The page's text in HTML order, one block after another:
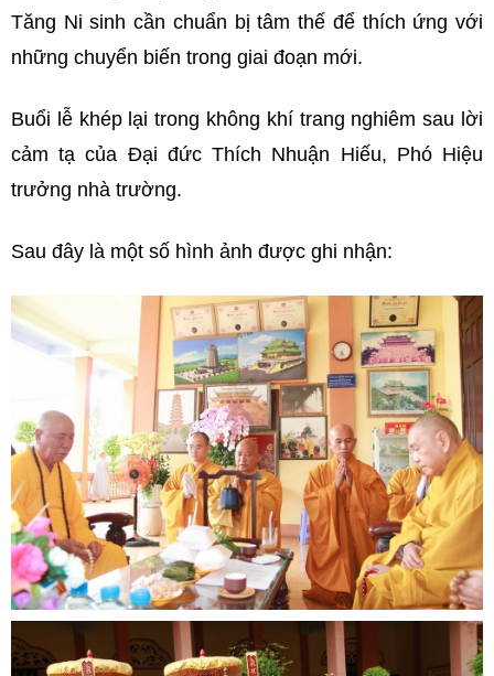
Tăng Ni sinh cần chuẩn bị tâm thế để thích ứng với
những chuyển biến trong giai đoạn mới.
Buổi lễ khép lại trong không khí trang nghiêm sau lời
cảm tạ của Đại đức Thích Nhuận Hiếu, Phó Hiệu
trưởng nhà trường.
Sau đây là một số hình ảnh được ghi nhận: